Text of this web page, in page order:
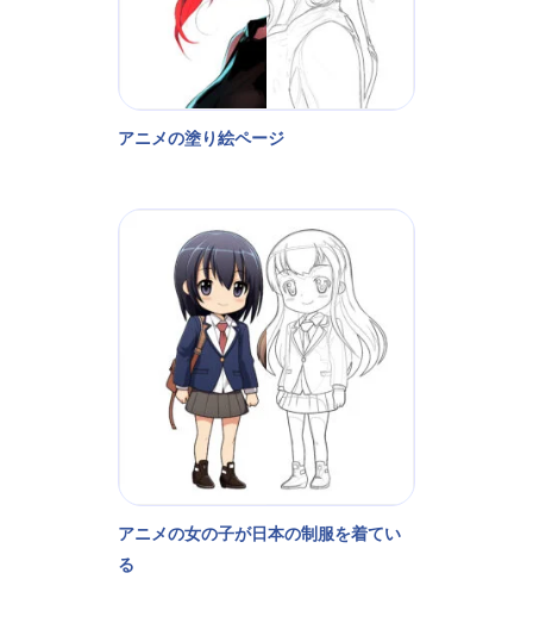
アニメの塗り絵ページ
アニメの女の子が日本の制服を着てい
る